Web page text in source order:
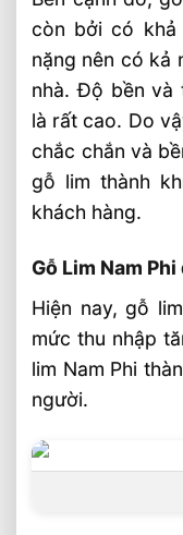
còn bởi có khả
nặng nên có kả
nhà. Độ bền và
là rất cao. Do
chắc chắn và
gỗ lim thành
khách hàng.
Gỗ Lim Nam
Hiện nay, gỗ
mức thu nhập
lim Nam Phi
người.